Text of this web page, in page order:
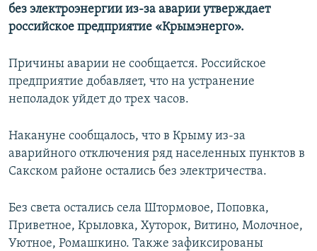
поискуИНФОГРАФИКА
СОВЕТЫ ПРАВОЗАЩИТНИКОВ
ПРОПАВШИЕ БЕЗ ВЕСТИ
КРЫМ.НЕПОКОРЕННЫЙ
ELIFBE
КАК ОБОЙТИ БЛОКИРОВКУ
Qırımtatar
Все сайты RFE/RL
без электроэнергии из-за аварии утверждает
российское предприятие «Крымэнерго».
Причины аварии не сообщается. Российское
предприятие добавляет, что на устранение
неполадок уйдет до трех часов.
Накануне сообщалось, что в Крыму из-за
аварийного отключения ряд населенных пунктов в
Сакском районе остались без электричества.
Без света остались села Штормовое, Поповка,
Приветное, Крыловка, Хуторок, Витино, Молочное,
Уютное, Ромашкино. Также зафиксированы